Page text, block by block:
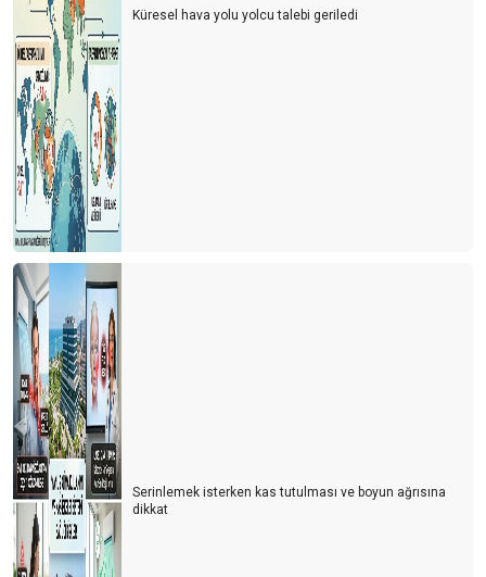
Küresel hava yolu yolcu talebi geriledi
Serinlemek isterken kas tutulması ve boyun ağrısına
dikkat